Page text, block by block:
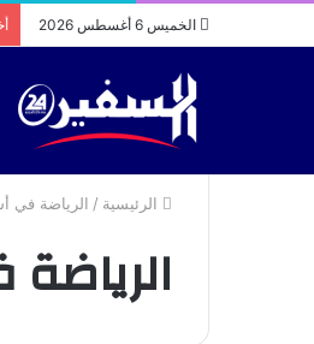
الخميس 6 أغسطس 2026
الرئيسية / الرياضة في